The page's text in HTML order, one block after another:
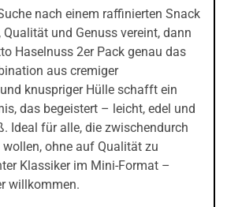
nach einem raffinierten Snack
und Genuss vereint, dann
Haselnuss 2er Pack genau das
aus cremiger
knuspriger Hülle schafft ein
das begeistert – leicht, edel und
Ideal für alle, die zwischendurch
ohne auf Qualität zu
Klassiker im Mini-Format –
willkommen.